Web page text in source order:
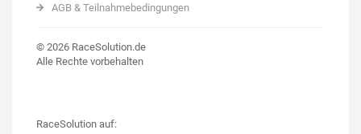
AGB & Teilnahmebedingungen
© 2026 RaceSolution.de
Alle Rechte vorbehalten
RaceSolution auf: